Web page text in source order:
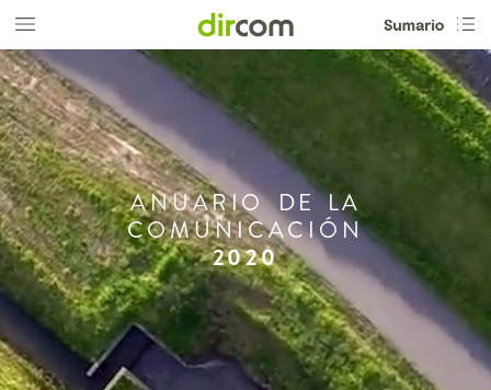
ANUARIO DE LA
COMUNICACIÓN
2020